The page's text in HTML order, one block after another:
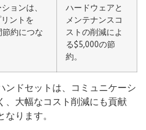
ョンは、
ントを
約につな
ハードウェアと
メンテナンスコ
ストの削減によ
る$5,000の節
約。
ンドセットは、コミュニケーシ
、大幅なコスト削減にも貢献
ります。